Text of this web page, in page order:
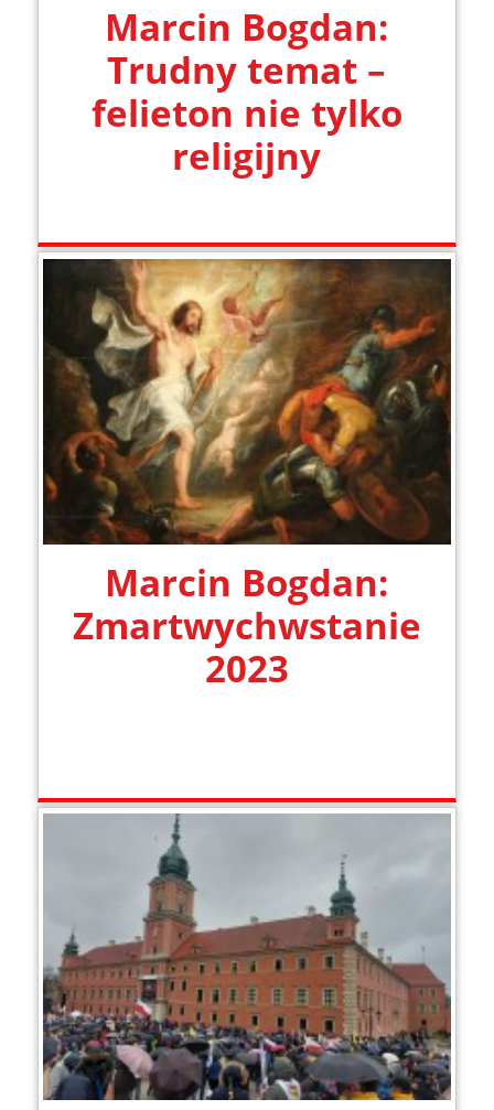
Marcin Bogdan:
Trudny temat –
felieton nie tylko
religijny
Marcin Bogdan:
Zmartwychwstanie
2023